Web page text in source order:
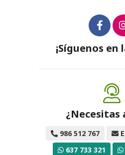
¡Síguenos en
¿Necesitas
986 512 767
637 733 321